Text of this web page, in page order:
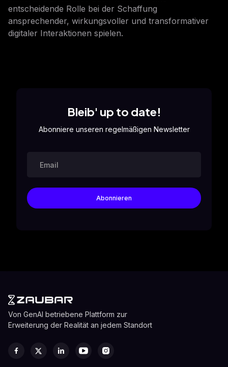
entscheidende Rolle bei der Schaffung
ansprechender, wirkungsvoller und transformativer
digitaler Interaktionen spielen.
Bleib' up to date!
Abonniere unseren regelmäßigen Newsletter
Von GenAI betriebene Plattform zur
Erweiterung der Realität an jedem Standort